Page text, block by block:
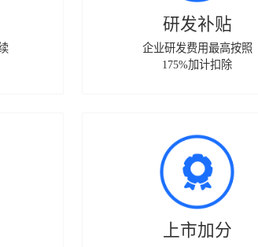
研发补贴
企业研发费用最高按照
175%加计扣除
上市加分